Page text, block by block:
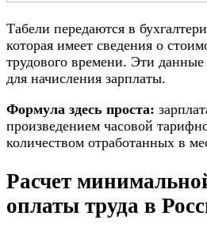
Табели передаются в
которая имеет сведения о
трудового времени. Эти
для начисления зарплаты.
Формула здесь проста:
произведением часовой
количеством отработанных в
Расчет
оплаты труда в